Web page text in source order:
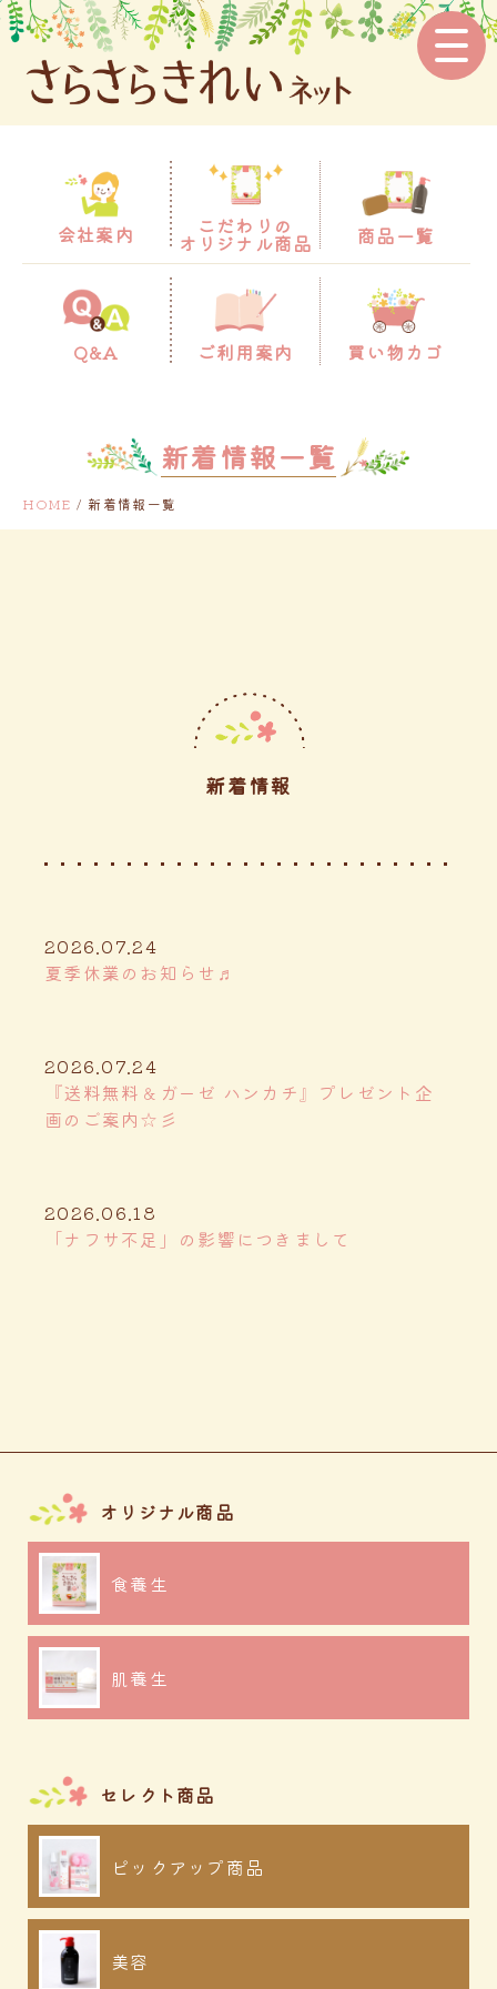
商品
ゴ
トップページ
プライバシーポリシー
特定商取引法に基づく表記
会員規約
会社概要
お問合せ
会社案内 こだわりの
オリジナル商品 商品一覧
Q&A ご利用案内 買い物カゴ
新着情報一覧
HOME / 新着情報一覧
オリジナル商品
食養生
肌養生
セレクト商品
ピックアップ商品
美容
新着情報
2026.07.24
夏季休業のお知らせ♬
2026.07.24
『送料無料＆ガーゼ ハンカチ』プレゼント企
画のご案内☆彡
2026.06.18
「ナフサ不足」の影響につきまして